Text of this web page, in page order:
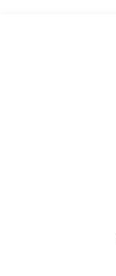
Ürün resmi
Ürün
Ürün
Ürün fiyatı
Bu ürüne